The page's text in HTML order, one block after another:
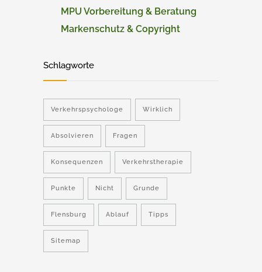
MPU Vorbereitung & Beratung
Markenschutz & Copyright
Schlagworte
Verkehrspsychologe Wirklich
Absolvieren Fragen
Konsequenzen Verkehrstherapie
Punkte Nicht Grunde
Flensburg Ablauf Tipps
Sitemap